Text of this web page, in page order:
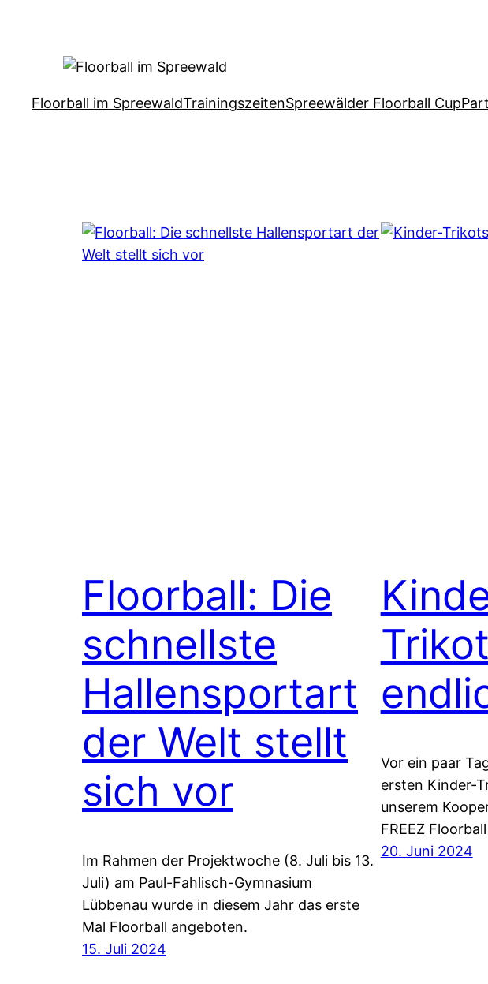
springen
Floorball im SpreewaldTrainingszeitenSpreewälder Floorball Cup
Floorball: Die
schnellste
Hallensportart
der Welt stellt
sich vor
Im Rahmen der Projektwoche (8. Juli bis 13.
Juli) am Paul-Fahlisch-Gymnasium
Lübbenau wurde in diesem Jahr das erste
Mal Floorball angeboten.
15. Juli 2024
Vor ein paar
ersten Kinder-
unserem
FREEZ
20. Juni 2024